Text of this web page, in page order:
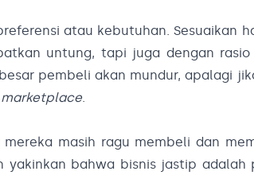
atau kebutuhan. Sesuaikan
untung, tapi juga dengan rasio
pembeli akan mundur, apalagi
marketplace.
masih ragu membeli dan
yakinkan bahwa bisnis jastip adalah